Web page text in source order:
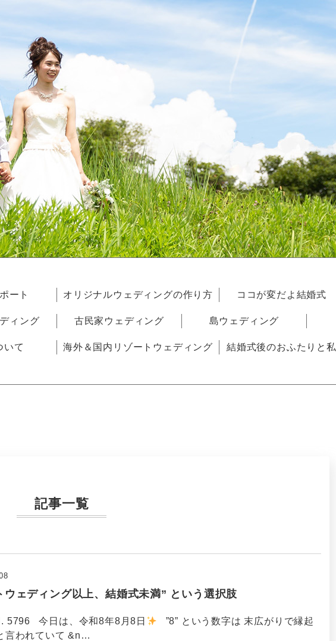
ート オリジナルウェディングの作り方 ココが変だよ結婚式
ィング 古民家ウェディング 島ウェディング
いて 海外＆国内リゾートウェディング 結婚式後のおふたりと私
記事一覧
ウェディング以上、結婚式未満” という選択肢
5796 今日は、令和8年8月8日
”8” という数字は 末広がりで縁起
言われていて &n…